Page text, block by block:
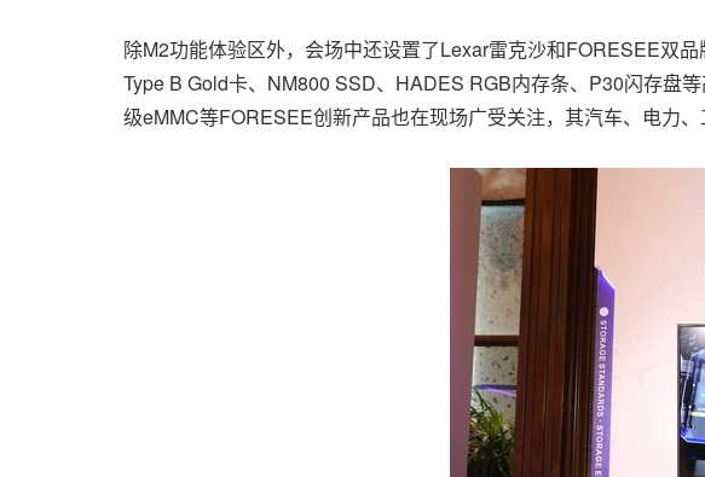
除M2功能体验区外，会场中还设置了Lexar雷克沙和FORESEE双
Type B Gold卡、NM800 SSD、HADES RGB内存条、P30闪存盘
级eMMC等FORESEE创新产品也在现场广受关注，其汽车、电力